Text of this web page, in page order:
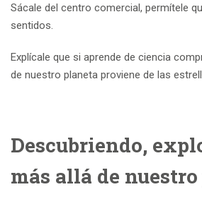
Sácale del centro comercial, permítele
sentidos.
Explícale que si aprende de ciencia
de nuestro planeta proviene de las
Descubriendo,
más allá de